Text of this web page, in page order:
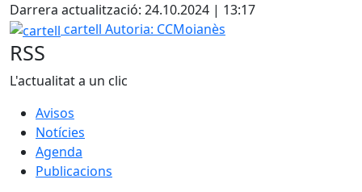
Darrera actualització: 24.10.2024 | 13:17
cartell
cartell Autoria: CCMoianès
RSS
L'actualitat a un clic
Avisos
Notícies
Agenda
Publicacions